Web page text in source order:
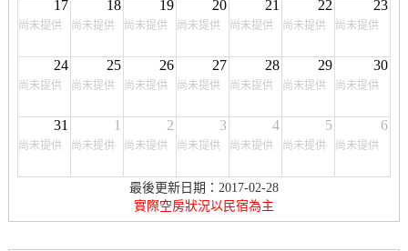
17
尚未提供
18
尚未提供
19
尚未提供
20
尚未提供
21
尚未提供
22
尚未提供
23
尚未提供
24
尚未提供
25
尚未提供
26
尚未提供
27
尚未提供
28
尚未提供
29
尚未提供
30
尚未提供
31
尚未提供
1
尚未提供
2
尚未提供
3
尚未提供
4
尚未提供
5
尚未提供
6
尚未提供
最後更新日期：2017-02-28
實際空房狀況以民宿為主